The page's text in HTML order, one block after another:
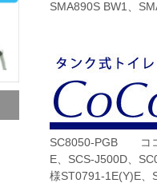
SMA890S BW1、
SC8050-PGB コ
E、SCS-J500D、
様ST0791-1E(Y)E